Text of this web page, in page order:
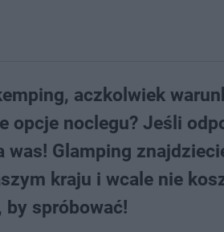
aczkolwiek
opcje noclegu? Jeśli
was! Glamping
kraju i wcale nie
by spróbować!